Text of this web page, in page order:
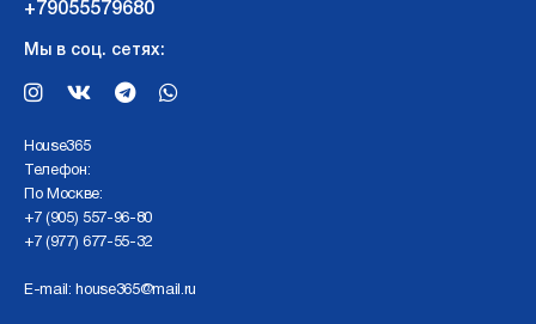
+79055579680
Мы в соц. сетях:
Нouse365
Телефон:
По Москве:
+7 (905) 557-96-80
+7 (977) 677-55-32
E-mail: house365@mail.ru